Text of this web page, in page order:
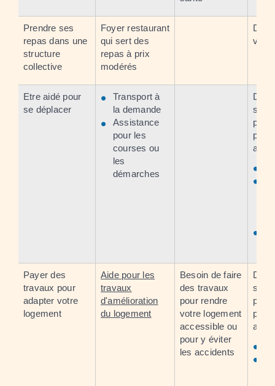
Prendre ses
repas dans une
structure
collective
Foyer restaurant
qui sert des
repas à prix
modérés
Etre aidé pour
se déplacer
Transport à
la demande
Assistance
pour les
courses ou
les
démarches
aide :
Payer des
travaux pour
adapter votre
logement
Aide pour les
travaux
d'amélioration
du logement
Besoin de faire
des travaux
pour rendre
votre logement
accessible ou
pour y éviter
les accidents
aide :